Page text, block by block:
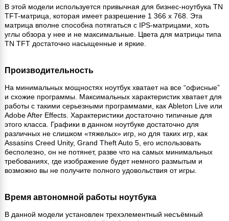
В этой модели используется привычная для бизнес-ноутбука TN
TFT-матрица, которая имеет разрешение 1 366 x 768. Эта
матрица вполне способна потягаться с IPS-матрицами, хоть
углы обзора у нее и не максимальные. Цвета для матрицы типа
TN TFT достаточно насыщенные и яркие.
Производительность
На минимальных мощностях ноутбук хватает на все “офисные”
и схожие программы. Максимальных характеристик хватает для
работы с такими серьезными программами, как Ableton Live или
Adobe After Effects. Характеристики достаточно типичные для
этого класса. Графики в данном ноутбуке достаточно для
различных не слишком «тяжелых» игр, но для таких игр, как
Assasins Creed Unity, Grand Theft Auto 5, его использовать
бесполезно, он не потянет, разве что на самых минимальных
требованиях, где изображение будет немного размытым и
возможно вы не получите полного удовольствия от игры.
Время автономной работы ноутбука
В данной модели установлен трехэлементный несъёмный